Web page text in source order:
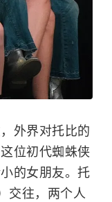
外界对托比的
位初代蜘蛛侠
的女朋友。托
交往，两个人